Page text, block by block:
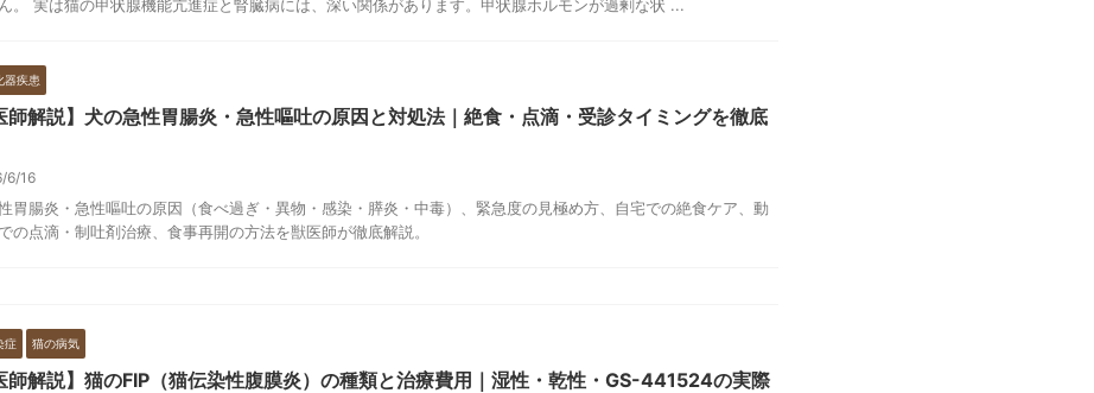
。 実は猫の甲状腺機能亢進症と腎臓病には、深い関係があります。甲状腺ホルモンが過剰な状 ...
器疾患
師解説】犬の急性胃腸炎・急性嘔吐の原因と対処法｜絶食・点滴・受診タイミングを徹底
6/16
胃腸炎・急性嘔吐の原因（食べ過ぎ・異物・感染・膵炎・中毒）、緊急度の見極め方、自宅での絶食ケア、動
の点滴・制吐剤治療、食事再開の方法を獣医師が徹底解説。
症 猫の病気
師解説】猫のFIP（猫伝染性腹膜炎）の種類と治療費用｜湿性・乾性・GS-441524の実際